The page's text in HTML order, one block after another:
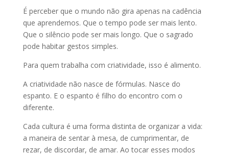
É perceber que o mundo não gira apenas na cadência
que aprendemos. Que o tempo pode ser mais lento.
Que o silêncio pode ser mais longo. Que o sagrado
pode habitar gestos simples.
Para quem trabalha com criatividade, isso é alimento.
A criatividade não nasce de fórmulas. Nasce do
espanto. E o espanto é filho do encontro com o
diferente.
Cada cultura é uma forma distinta de organizar a vida:
a maneira de sentar à mesa, de cumprimentar, de
rezar, de discordar, de amar. Ao tocar esses modos